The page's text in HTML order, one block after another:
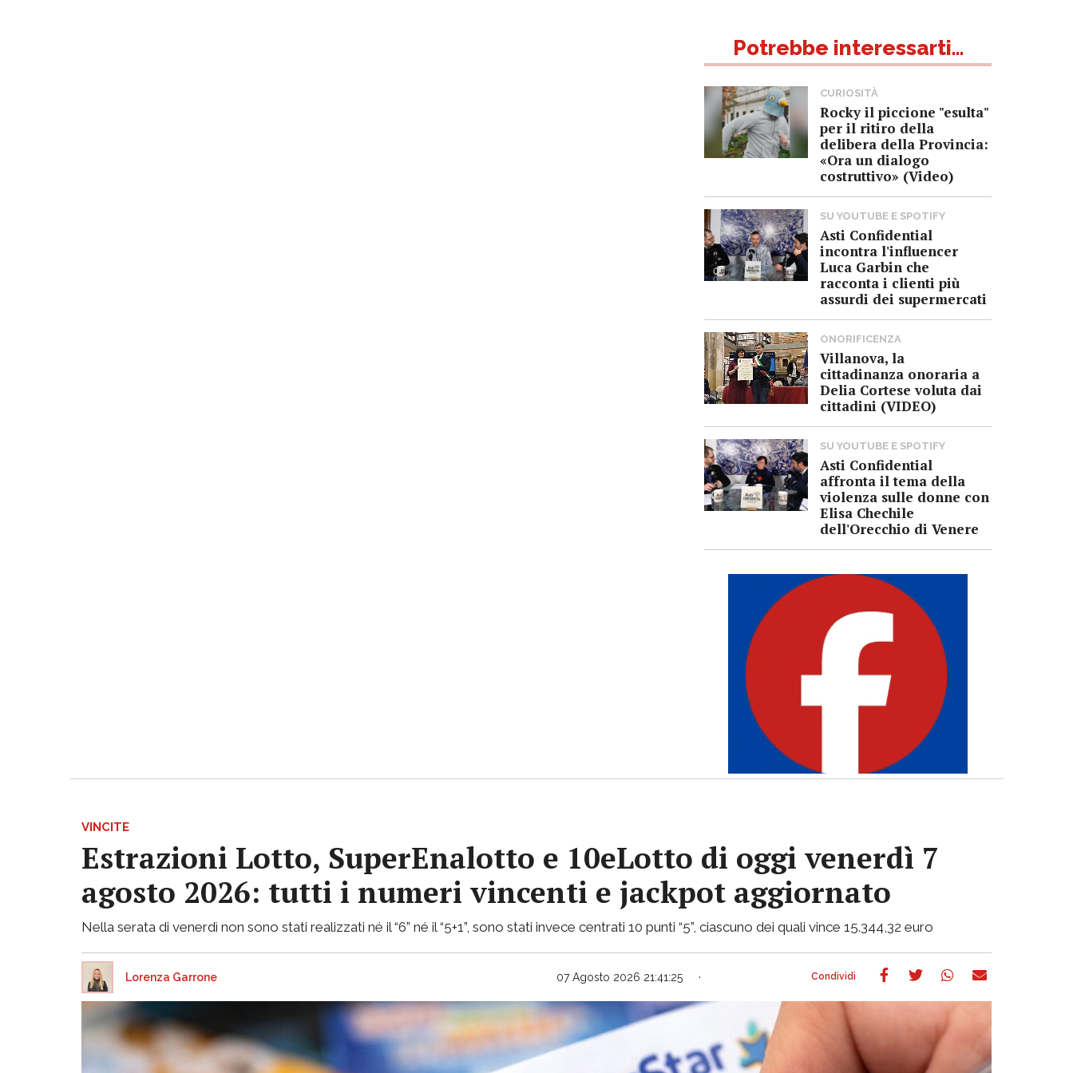
Potrebbe interessarti...
CURIOSITÀ
Rocky il piccione "esulta"
per il ritiro della
delibera della Provincia:
«Ora un dialogo
costruttivo» (Video)
SU YOUTUBE E SPOTIFY
Asti Confidential
incontra l'influencer
Luca Garbin che
racconta i clienti più
assurdi dei supermercati
ONORIFICENZA
Villanova, la
cittadinanza onoraria a
Delia Cortese voluta dai
cittadini (VIDEO)
SU YOUTUBE E SPOTIFY
Asti Confidential
affronta il tema della
violenza sulle donne con
Elisa Chechile
dell'Orecchio di Venere
VINCITE
Estrazioni Lotto, SuperEnalotto e 10eLotto di oggi venerdì 7
agosto 2026: tutti i numeri vincenti e jackpot aggiornato
Nella serata di venerdì non sono stati realizzati né il “6” né il “5+1”, sono stati invece centrati 10 punti “5”, ciascuno dei quali vince 15.344,32 euro
Lorenza Garrone 07 Agosto 2026 21:41:25